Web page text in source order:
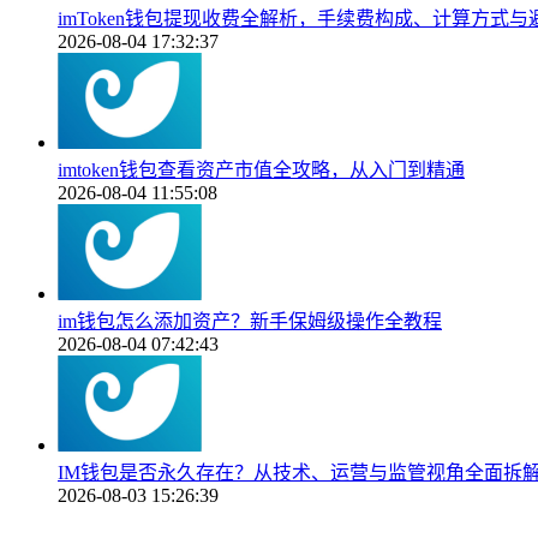
imToken钱包提现收费全解析，手续费构成、计算方式与
2026-08-04 17:32:37
imtoken钱包查看资产市值全攻略，从入门到精通
2026-08-04 11:55:08
im钱包怎么添加资产？新手保姆级操作全教程
2026-08-04 07:42:43
IM钱包是否永久存在？从技术、运营与监管视角全面拆
2026-08-03 15:26:39